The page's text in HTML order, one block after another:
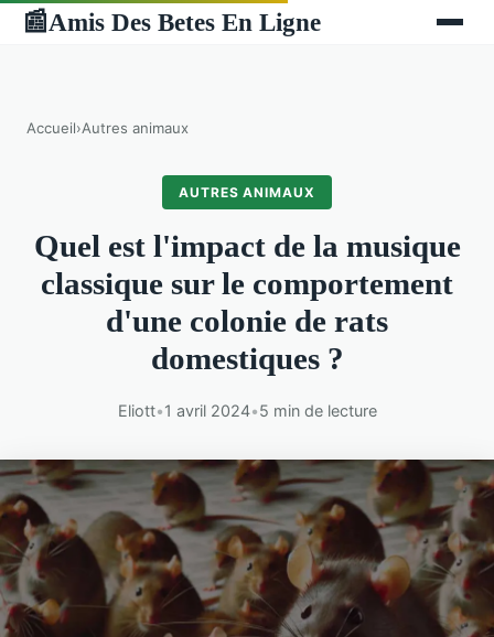
📰Amis Des Betes En Ligne
Accueil›Autres animaux
AUTRES ANIMAUX
Quel est l'impact de la musique
classique sur le comportement
d'une colonie de rats
domestiques ?
Eliott•1 avril 2024•5 min de lecture